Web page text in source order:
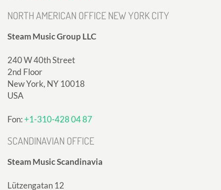
NORTH AMERICAN OFFICE NEW YORK CITY
Steam Music Group LLC
240 W 40th Street
2nd Floor
New York, NY 10018
USA
Fon:+1-310-428 04 87
SCANDINAVIAN OFFICE
Steam Music Scandinavia
Lützengatan 12